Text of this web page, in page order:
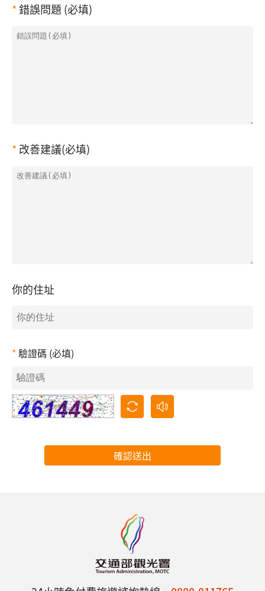
錯誤問題 (必填)
改善建議(必填)
你的住址
驗證碼 (必填)
確認送出